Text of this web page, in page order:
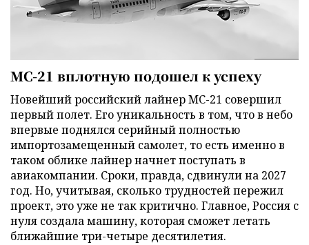
МС-21 вплотную подошел к успеху
Новейший российский лайнер МС-21 совершил
первый полет. Его уникальность в том, что в небо
впервые поднялся серийный полностью
импортозамещенный самолет, то есть именно в
таком облике лайнер начнет поступать в
авиакомпании. Сроки, правда, сдвинули на 2027
год. Но, учитывая, сколько трудностей пережил
проект, это уже не так критично. Главное, Россия с
нуля создала машину, которая сможет летать
ближайшие три-четыре десятилетия.